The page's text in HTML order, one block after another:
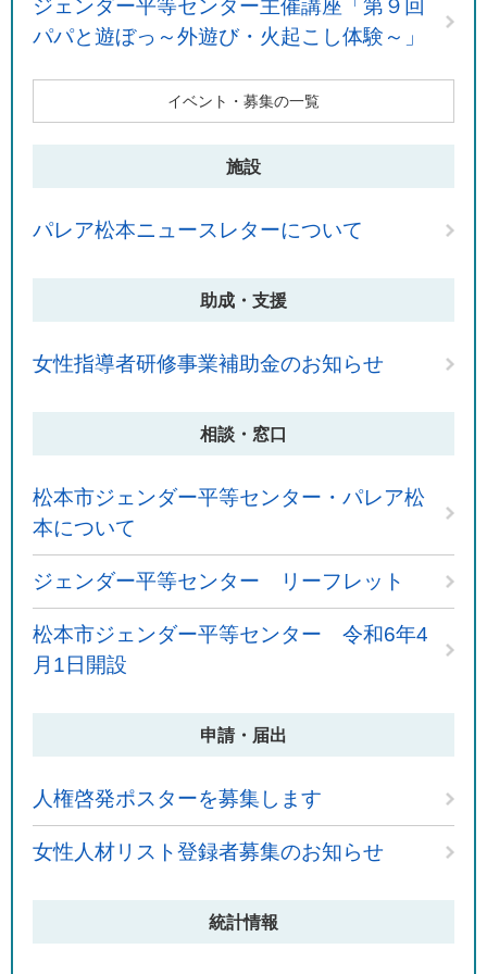
ジェンダー平等センター主催講座「第９回
パパと遊ぼっ～外遊び・火起こし体験～」
イベント・募集の一覧
施設
パレア松本ニュースレターについて
助成・支援
女性指導者研修事業補助金のお知らせ
相談・窓口
松本市ジェンダー平等センター・パレア松
本について
ジェンダー平等センター リーフレット
松本市ジェンダー平等センター 令和6年4
月1日開設
申請・届出
人権啓発ポスターを募集します
女性人材リスト登録者募集のお知らせ
統計情報